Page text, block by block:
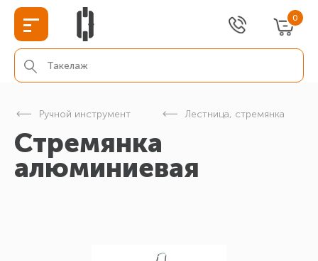
0
Ручной инструмент Лестница, стремянка
Стремянка
алюминиевая